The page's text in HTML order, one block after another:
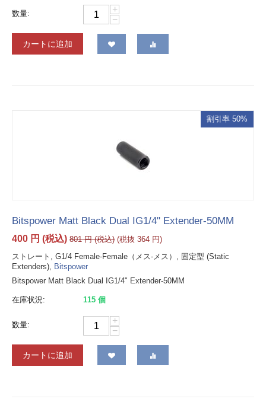
数量:
+
−
カートに追加
割引率 50%
Bitspower Matt Black Dual IG1/4" Extender-50MM
400 円 (税込) 801 円(税込) (税抜 364 円)
ストレート, G1/4 Female-Female（メス-メス）, 固定型 (Static
Extenders), Bitspower
Bitspower Matt Black Dual IG1/4" Extender-50MM
在庫状況: 115 個
数量:
+
−
カートに追加